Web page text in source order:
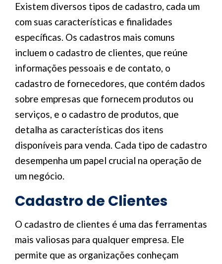
Existem diversos tipos de cadastro, cada um
com suas características e finalidades
específicas. Os cadastros mais comuns
incluem o cadastro de clientes, que reúne
informações pessoais e de contato, o
cadastro de fornecedores, que contém dados
sobre empresas que fornecem produtos ou
serviços, e o cadastro de produtos, que
detalha as características dos itens
disponíveis para venda. Cada tipo de cadastro
desempenha um papel crucial na operação de
um negócio.
Cadastro de Clientes
O cadastro de clientes é uma das ferramentas
mais valiosas para qualquer empresa. Ele
permite que as organizações conheçam